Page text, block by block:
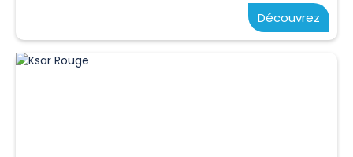
Découvrez